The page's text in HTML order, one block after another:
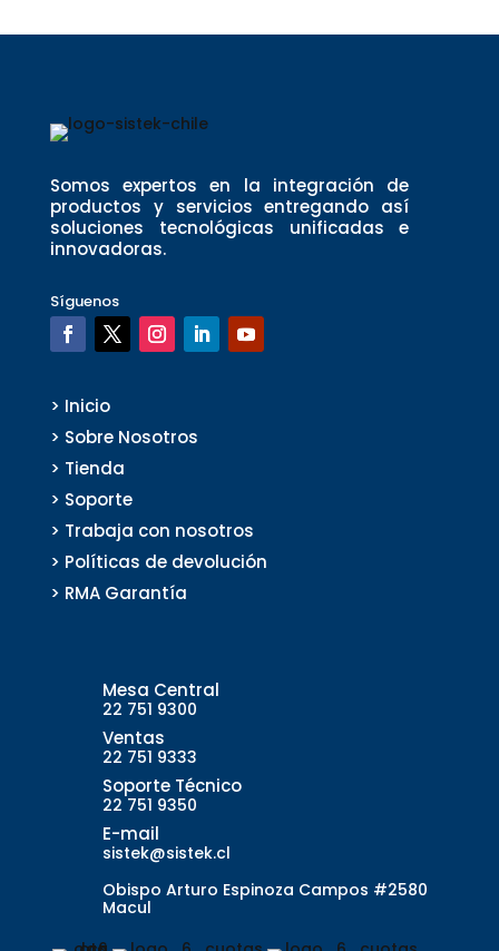
Somos expertos en la integración de
productos y servicios entregando así
soluciones tecnológicas unificadas e
innovadoras.
Síguenos
> Inicio
> Sobre Nosotros
> Tienda
> Soporte
> Trabaja con nosotros
> Políticas de devolución
> RMA Garantía
Mesa Central
22 751 9300
Ventas
22 751 9333
Soporte Técnico
22 751 9350
E-mail
sistek@sistek.cl
Obispo Arturo Espinoza Campos #2580
Macul